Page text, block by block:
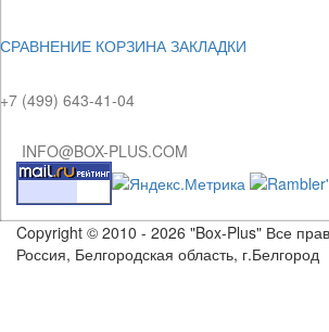
СРАВНЕНИЕ КОРЗИНА ЗАКЛАДКИ
+7 (499) 643-41-04
INFO@BOX-PLUS.COM
Copyright © 2010 - 2026 "Box-Plus" Все
Россия, Белгородская область, г.Белгород